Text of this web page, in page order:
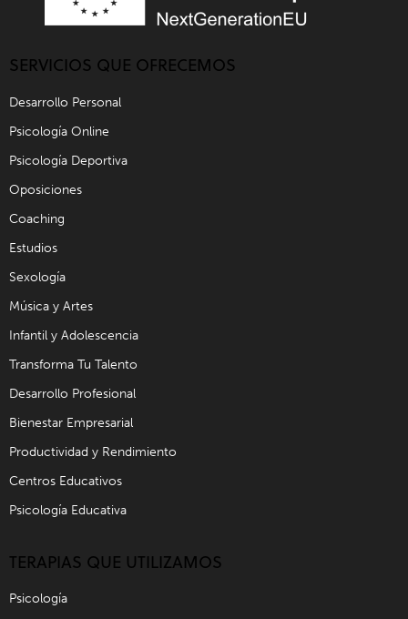
SERVICIOS QUE OFRECEMOS
Desarrollo Personal
Psicología Online
Psicología Deportiva
Oposiciones
Coaching
Estudios
Sexología
Música y Artes
Infantil y Adolescencia
Transforma Tu Talento
Desarrollo Profesional
Bienestar Empresarial
Productividad y Rendimiento
Centros Educativos
Psicología Educativa
TERAPIAS QUE UTILIZAMOS
Psicología